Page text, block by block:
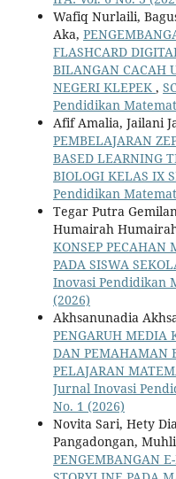
Wafiq Nurlaili,
Aka,
FLASHCARD
BILANGAN CACAH
NEGERI KLEPEK ,
Pendidikan
Afif Amalia, Jailani
PEMBELAJARAN
BASED LEARNING
BIOLOGI KELAS IX
Pendidikan
Tegar Putra
Humairah
KONSEP PECAHAN
PADA SISWA
Inovasi Pendidikan
(2026)
Akhsanunadia
PENGARUH MEDIA
DAN PEMAHAMAN
PELAJARAN
Jurnal Inovasi
No. 1 (2026)
Novita Sari, Hety
Pangadongan,
PENGEMBANGAN